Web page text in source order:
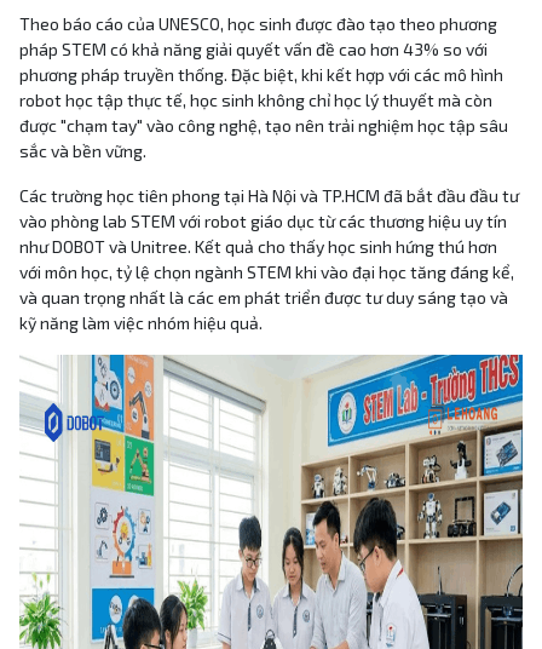
Theo báo cáo của UNESCO, học sinh được đào tạo theo phương
pháp STEM có khả năng giải quyết vấn đề cao hơn 43% so với
phương pháp truyền thống. Đặc biệt, khi kết hợp với các mô hình
robot học tập thực tế, học sinh không chỉ học lý thuyết mà còn
được "chạm tay" vào công nghệ, tạo nên trải nghiệm học tập sâu
sắc và bền vững.
Các trường học tiên phong tại Hà Nội và TP.HCM đã bắt đầu đầu tư
vào phòng lab STEM với robot giáo dục từ các thương hiệu uy tín
như DOBOT và Unitree. Kết quả cho thấy học sinh hứng thú hơn
với môn học, tỷ lệ chọn ngành STEM khi vào đại học tăng đáng kể,
và quan trọng nhất là các em phát triển được tư duy sáng tạo và
kỹ năng làm việc nhóm hiệu quả.